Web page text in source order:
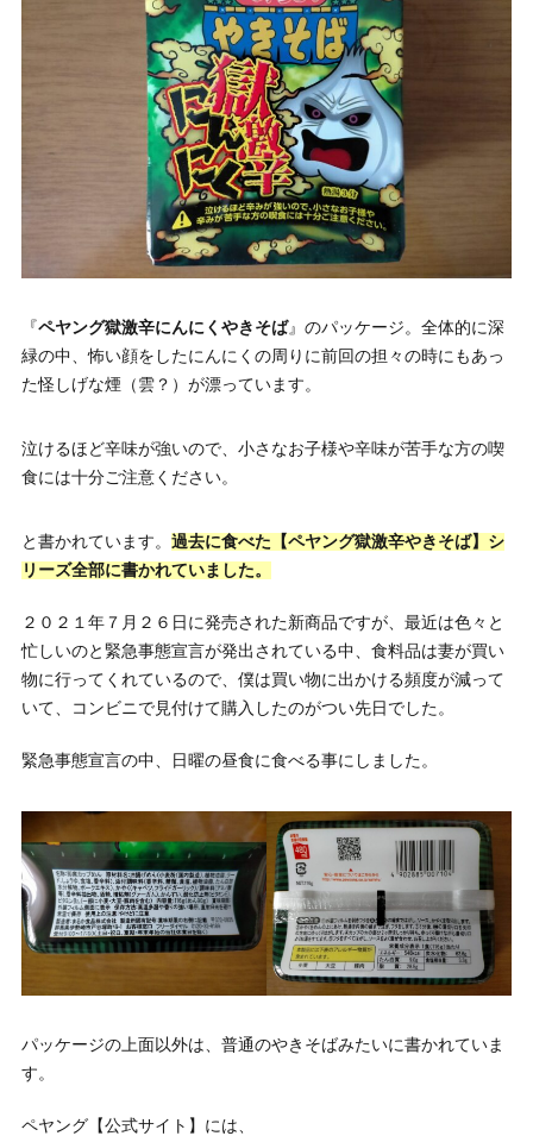
『ペヤング獄激辛にんにくやきそば』のパッケージ。全体的に深
緑の中、怖い顔をしたにんにくの周りに前回の担々の時にもあっ
た怪しげな煙（雲？）が漂っています。
泣けるほど辛味が強いので、小さなお子様や辛味が苦手な方の喫
食には十分ご注意ください。
と書かれています。 過去に食べた【ペヤング獄激辛やきそば】シ
リーズ全部に書かれていました。
２０２１年７月２６日に発売された新商品ですが、最近は色々と
忙しいのと緊急事態宣言が発出されている中、食料品は妻が買い
物に行ってくれているので、僕は買い物に出かける頻度が減って
いて、コンビニで見付けて購入したのがつい先日でした。
緊急事態宣言の中、日曜の昼食に食べる事にしました。
パッケージの上面以外は、普通のやきそばみたいに書かれていま
す。
ペヤング【公式サイト】には、